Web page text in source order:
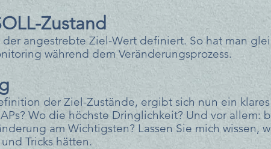
Zustand
angestrebte Ziel-Wert definiert. So hat man
während dem Veränderungsprozess.
der Ziel-Zustände, ergibt sich nun ein
Wo die höchste Dringlichkeit? Und vor allem:
am Wichtigsten? Lassen Sie mich wissen,
Tricks hätten.